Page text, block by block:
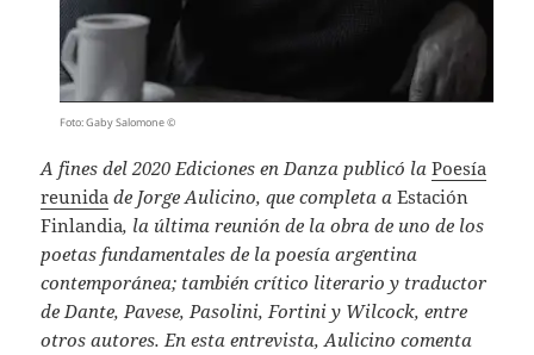
Foto: Gaby Salomone ©
A fines del 2020 Ediciones en Danza publicó laPoesía
reunida de Jorge Aulicino, que completa aEstación
Finlandia, la última reunión de la obra de uno de los
poetas fundamentales de la poesía argentina
contemporánea; también crítico literario y traductor
de Dante, Pavese, Pasolini, Fortini y Wilcock, entre
otros autores. En esta entrevista, Aulicino comenta